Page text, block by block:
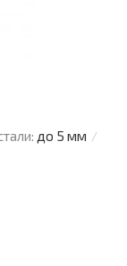
до 5 мм